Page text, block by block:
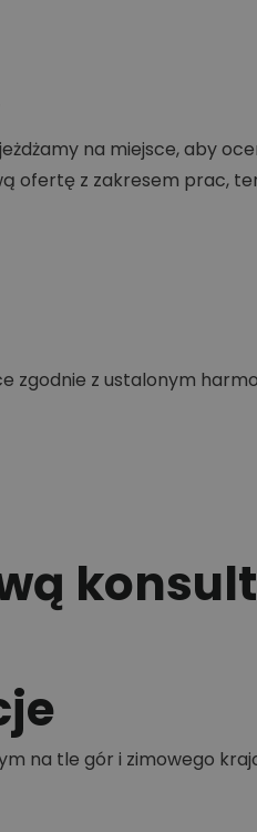
na miejsce, aby
ofertę z zakresem prac,
zgodnie z ustalonym